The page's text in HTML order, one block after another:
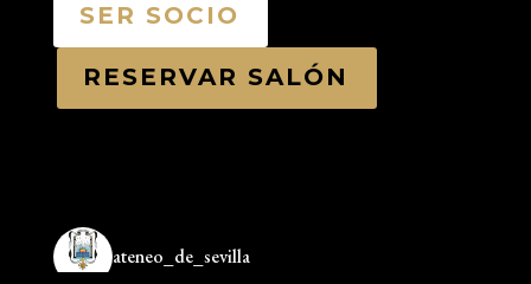
SER SOCIO
RESERVAR SALÓN
ateneo_de_sevilla